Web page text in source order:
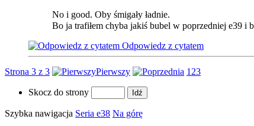
No i good. Oby śmigały ładnie.
Bo ja trafiłem chyba jakiś bubel w poprzedniej e39 i
Odpowiedz z cytatem
Strona 3 z 3 Pierwszy 1 23
Skocz do strony
Szybka nawigacja Seria e38 Na górę